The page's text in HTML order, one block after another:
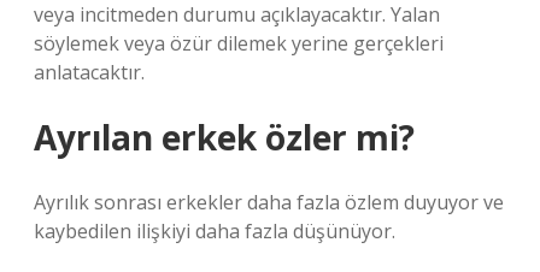
veya incitmeden durumu açıklayacaktır. Yalan
söylemek veya özür dilemek yerine gerçekleri
anlatacaktır.
Ayrılan erkek özler mi?
Ayrılık sonrası erkekler daha fazla özlem duyuyor ve
kaybedilen ilişkiyi daha fazla düşünüyor.